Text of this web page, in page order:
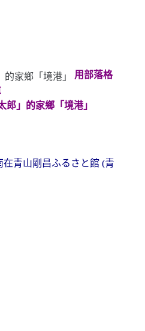
用部落格
在青山剛昌ふるさと館 (青